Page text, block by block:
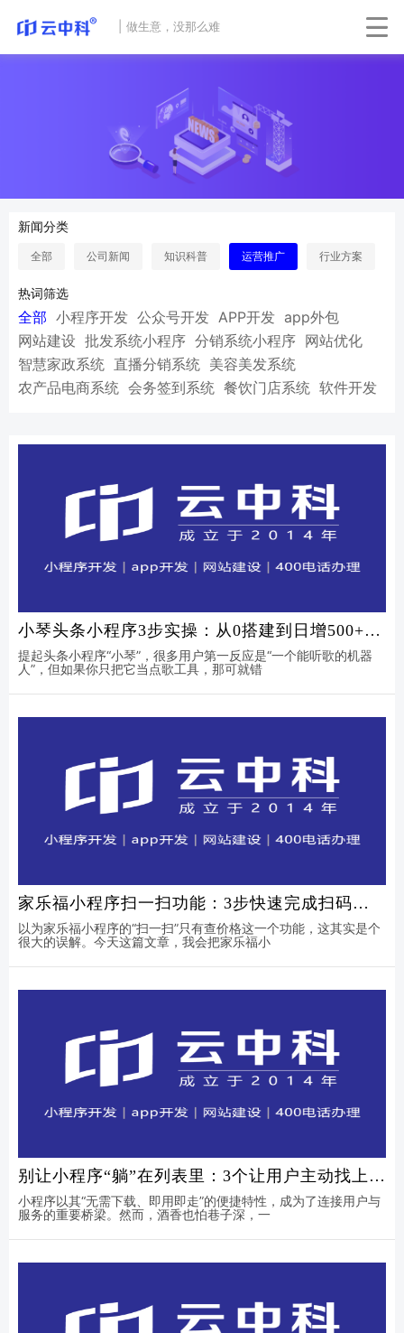
做生意，没那么难
新闻分类
全部 公司新闻 知识科普 运营推广 行业方案
热词筛选
全部 小程序开发 公众号开发 APP开发 app外包
网站建设 批发系统小程序 分销系统小程序 网站优化
智慧家政系统 直播分销系统 美容美发系统
农产品电商系统 会务签到系统 餐饮门店系统 软件开发
小琴头条小程序3步实操：从0搭建到日增500+精
准流量的关键设置
提起头条小程序“小琴”，很多用户第一反应是“一个能听歌的机器
人”，但如果你只把它当点歌工具，那可就错
家乐福小程序扫一扫功能：3步快速完成扫码支
付与积分累积
以为家乐福小程序的“扫一扫”只有查价格这一个功能，这其实是个
很大的误解。今天这篇文章，我会把家乐福小
别让小程序“躺”在列表里：3个让用户主动找上门
的推广心法
小程序以其“无需下载、即用即走”的便捷特性，成为了连接用户与
服务的重要桥梁。然而，酒香也怕巷子深，一